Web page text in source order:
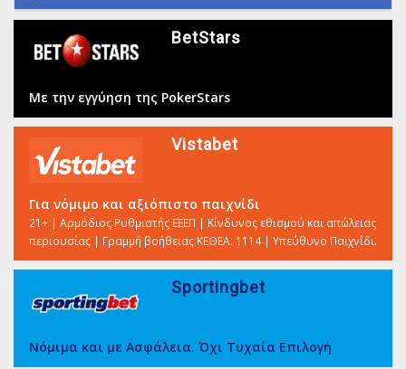
BetStars
Με την εγγύηση της PokerStars
Vistabet
Για νόμιμο και αξιόπιστο παιχνίδι
21+ | Αρμόδιος Ρυθμιστής ΕΕΕΠ | Κίνδυνος εθισμού και απώλειας
περιουσίας | Γραμμή βοήθειας ΚΕΘΕΑ: 1114 | Υπεύθυνο Παιχνίδι.
Sportingbet
Νόμιμα και με Ασφάλεια. Όχι Τυχαία Επιλογή